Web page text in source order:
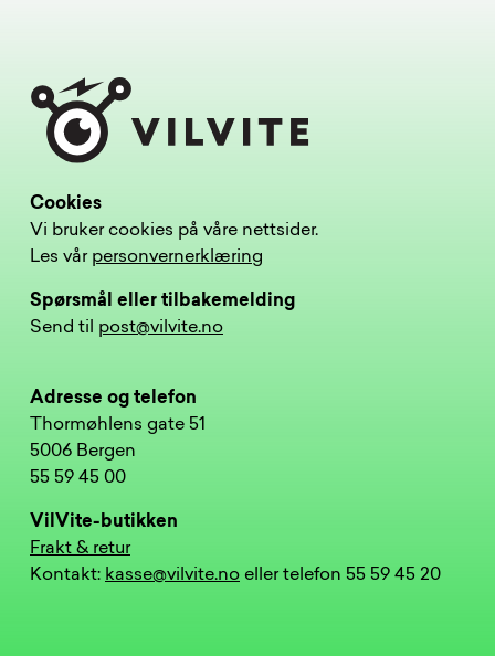
Cookies
Vi bruker cookies på våre nettsider.
Les vår personvernerklæring
Spørsmål eller tilbakemelding
Send til post@vilvite.no
Adresse og telefon
Thormøhlens gate 51
5006 Bergen
55 59 45 00
VilVite-butikken
Frakt & retur
Kontakt: kasse@vilvite.no eller telefon 55 59 45 20